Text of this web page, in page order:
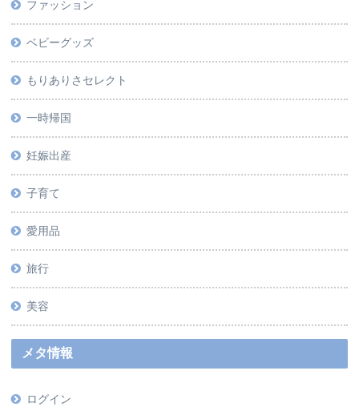
ファッション
ベビーグッズ
もりありさセレクト
一時帰国
妊娠出産
子育て
愛用品
旅行
美容
メタ情報
ログイン